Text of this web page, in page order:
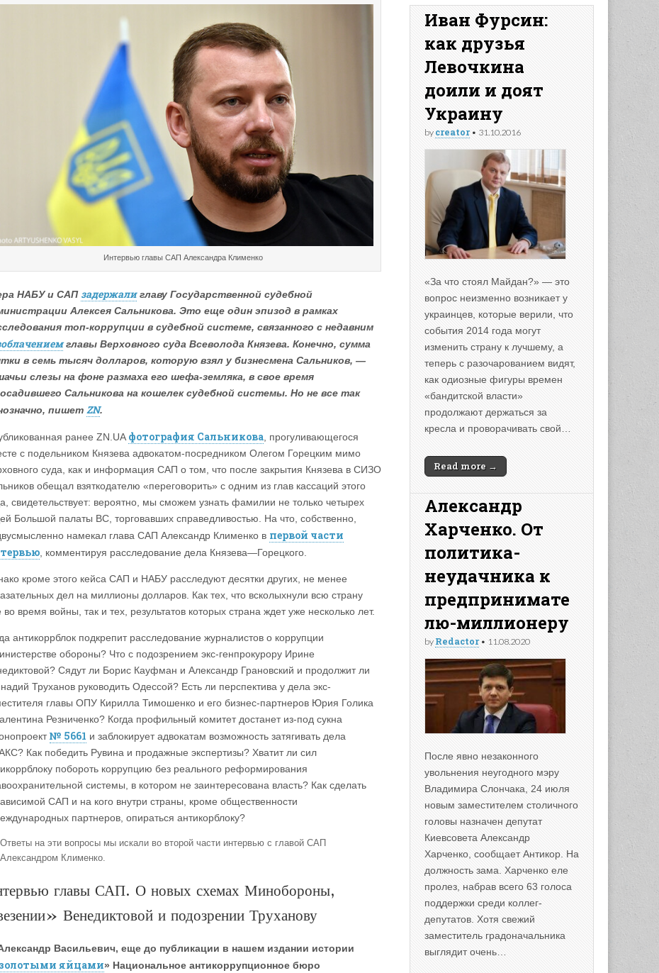
Интервью главы САП Александра Клименко
НАБУ и САП задержалиглаву Государственной судебной
Алексея Сальникова. Это еще один эпизод в рамках
топ-коррупции в судебной системе, связанного с недавним
главы Верховного суда Всеволода Князева. Конечно, сумма
в семь тысяч долларов, которую взял у бизнесмена Сальников, —
слезы на фоне размаха его шефа-земляка, в свое время
Сальникова на кошелек судебной системы. Но не все так
пишет ZN.
ранее ZN.UA фотография Сальникова , прогуливающегося
с подельником Князева адвокатом-посредником Олегом Горецким мимо
суда, как и информация САП о том, что после закрытия Князева в СИЗО
обещал взяткодателю «переговорить» с одним из глав кассаций этого
свидетельствует: вероятно, мы сможем узнать фамилии не только четырех
Большой палаты ВС, торговавших справедливостью. На что, собственно,
намекал глава САП Александр Клименко в первой части
, комментируя расследование дела Князева—Горецкого.
кроме этого кейса САП и НАБУ расследуют десятки других, не менее
дел на миллионы долларов. Как тех, что всколыхнули всю страну
во время войны, так и тех, результатов которых страна ждет уже несколько лет.
антикоррблок подкрепит расследование журналистов о коррупции
обороны? Что с подозрением экс-генпрокурору Ирине
Сядут ли Борис Кауфман и Александр Грановский и продолжит ли
Труханов руководить Одессой? Есть ли перспектива у дела экс-
главы ОПУ Кирилла Тимошенко и его бизнес-партнеров Юрия Голика
Резниченко? Когда профильный комитет достанет из-под сукна
№ 5661 и заблокирует адвокатам возможность затягивать дела
Как победить Рувина и продажные экспертизы? Хватит ли сил
побороть коррупцию без реального реформирования
системы, в котором не заинтересована власть? Как сделать
САП и на кого внутри страны, кроме общественности
партнеров, опираться антикорблоку?
Ответы на эти вопросы мы искали во второй части интервью с главой САП
Александром Клименко.
главы САП. О новых схемах Минобороны,
Венедиктовой и подозрении Труханову
Васильевич, еще до публикации в нашем издании истории
золотыми яйцами» Национальное антикоррупционное бюро
Иван Фурсин:
как друзья
Левочкина
доили и доят
Украину
by creator• 31.10.2016
«За что стоял Майдан?» — это
вопрос неизменно возникает у
украинцев, которые верили, что
события 2014 года могут
изменить страну к лучшему, а
теперь с разочарованием видят,
как одиозные фигуры времен
«бандитской власти»
продолжают держаться за
кресла и проворачивать свой…
Read more →
Александр
Харченко. От
политика-
неудачника к
предпринимате
лю-миллионеру
by Redactor• 11.08.2020
После явно незаконного
увольнения неугодного мэру
Владимира Слончака, 24 июля
новым заместителем столичного
головы назначен депутат
Киевсовета Александр
Харченко, сообщает Антикор. На
должность зама. Харченко еле
пролез, набрав всего 63 голоса
поддержки среди коллег-
депутатов. Хотя свежий
заместитель градоначальника
выглядит очень…